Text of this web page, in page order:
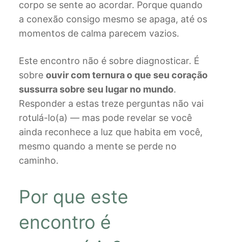
corpo se sente ao acordar. Porque quando
a conexão consigo mesmo se apaga, até os
momentos de calma parecem vazios.
Este encontro não é sobre diagnosticar. É
sobre ouvir com ternura o que seu coração
sussurra sobre seu lugar no mundo.
Responder a estas treze perguntas não vai
rotulá-lo(a) — mas pode revelar se você
ainda reconhece a luz que habita em você,
mesmo quando a mente se perde no
caminho.
Por que este
encontro é